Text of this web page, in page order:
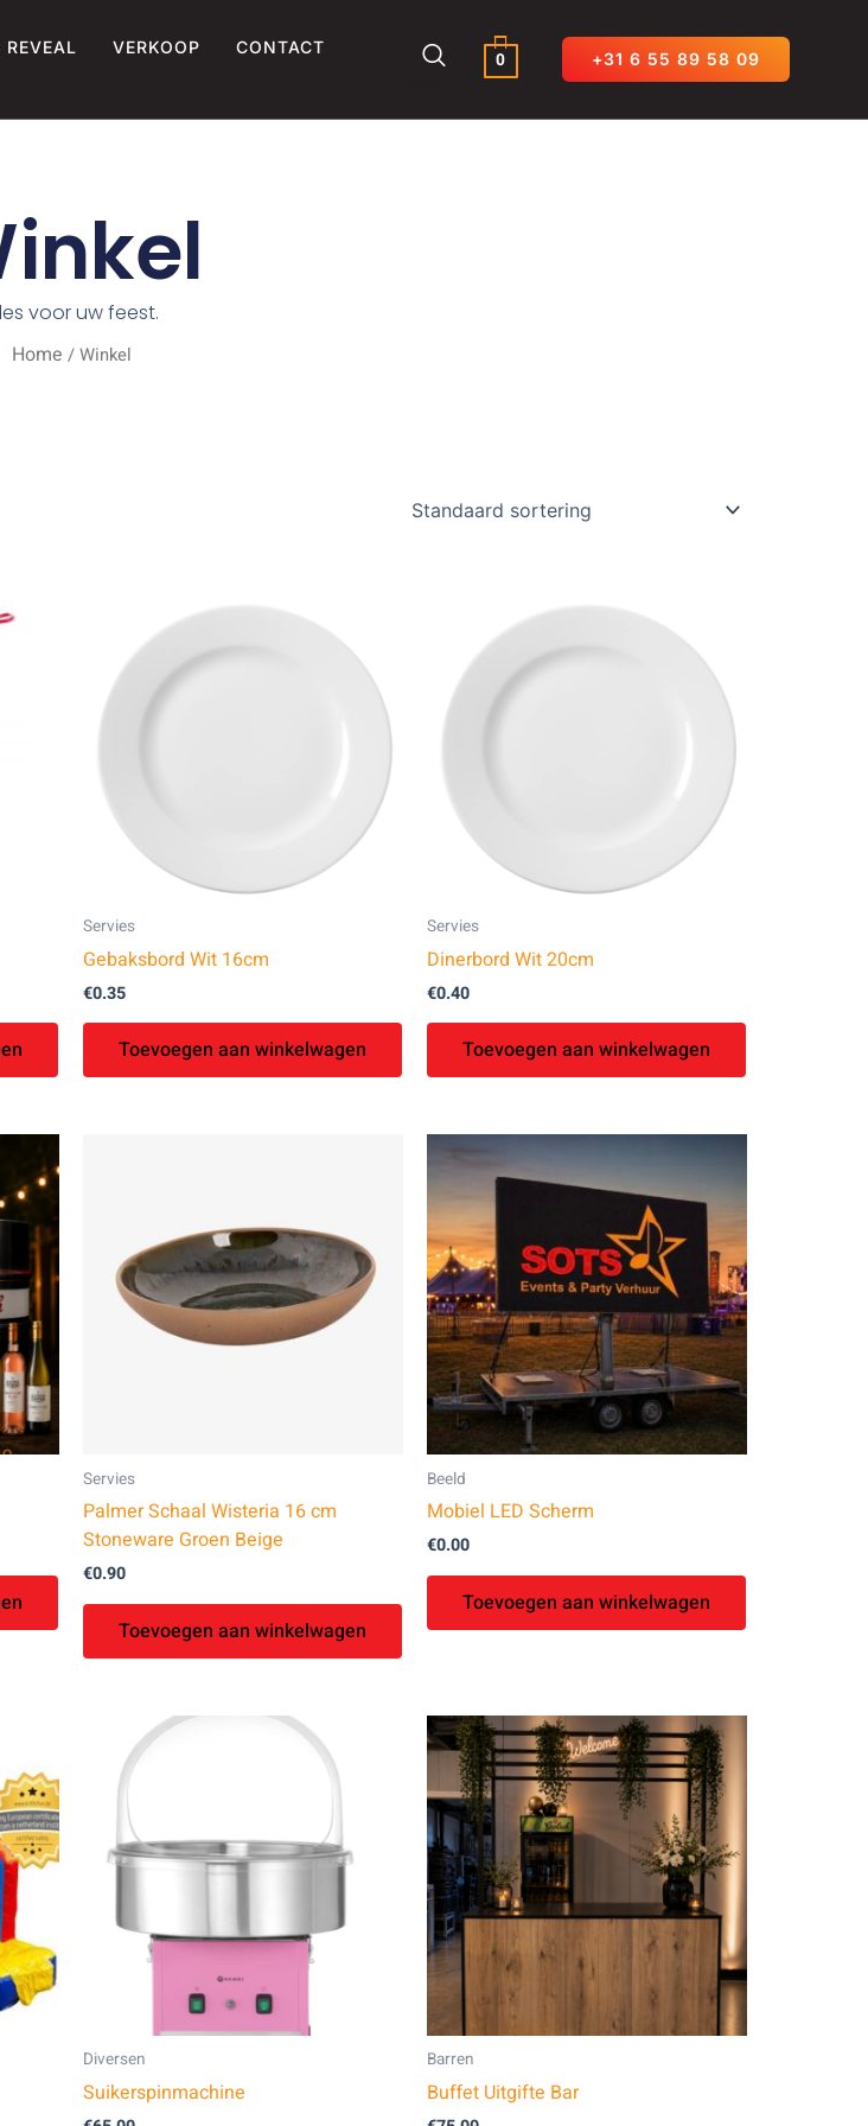
REVEAL VERKOOP CONTACT
0 +31 6 55 89 58 09
voor uw feest.
Home / Winkel
Servies
Gebaksbord Wit 16cm
€0.35
Toevoegen aan winkelwagen
Servies
Dinerbord Wit 20cm
€0.40
Toevoegen aan winkelwagen
Servies
Palmer Schaal Wisteria 16 cm
Stoneware Groen Beige
€0.90
Toevoegen aan winkelwagen
Beeld
Mobiel LED Scherm
€0.00
Toevoegen aan winkelwagen
Diversen
Suikerspinmachine
Barren
Buffet Uitgifte Bar